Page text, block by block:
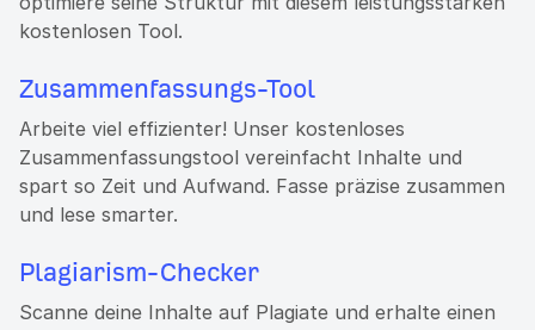
kostenlosen Tool.
Zusammenfassungs-Tool
Arbeite viel effizienter! Unser kostenloses
Zusammenfassungstool vereinfacht Inhalte und
spart so Zeit und Aufwand. Fasse präzise zusammen
und lese smarter.
Plagiarism-Checker
Scanne deine Inhalte auf Plagiate und erhalte einen